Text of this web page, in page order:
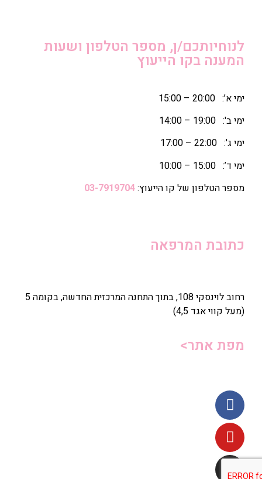
לנוחיותכם/ן, מספר הטלפון ושעות
המענה בקו הייעוץ
ימי א’: 20:00 – 15:00
ימי ב': 19:00 – 14:00
ימי ג': 22:00 – 17:00
ימי ד’: 15:00 – 10:00
מספר הטלפון של קו הייעוץ:03-7919704
כתובת המרפאה
רחוב לוינסקי 108, בתוך התחנה המרכזית החדשה, בקומה 5
(מעל קווי אגד 4,5)
מפת אתר>